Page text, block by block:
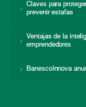
Claves para
prevenir estafas
Ventajas de la
emprendedores
BanescoInnova